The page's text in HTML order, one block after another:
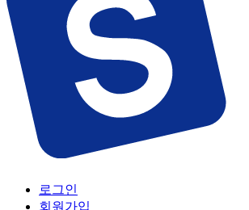
로그인
회원가입